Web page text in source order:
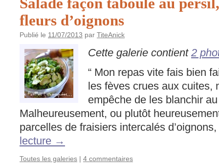
Salade façon taboulé au
fleurs d’oignons
Publié le 11/07/2013 par TiteAnick
Cette galerie contient 2
“ Mon repas vite fais bien
les fèves crues aux cuites,
empêche de les blanchir
Malheureusement, ou plutôt
parcelles de fraisiers intercalés
lecture →
Toutes les galeries | 4 commentaires